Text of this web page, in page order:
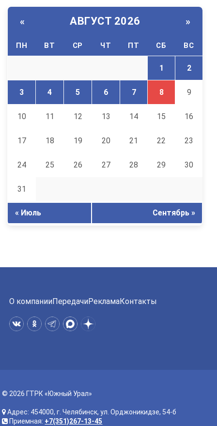
« АВГУСТ 2026 »
ПН ВТ СР ЧТ ПТ СБ ВС
1 2
3 4 5 6 7 8 9
10 11 12 13 14 15 16
17 18 19 20 21 22 23
24 25 26 27 28 29 30
31
« Июль Сентябрь »
О компанииПередачиРекламаКонтакты
© 2026 ГТРК «Южный Урал»
Адрес: 454000, г. Челябинск, ул. Орджоникидзе, 54-б
Приемная: +7(351)267-13-45